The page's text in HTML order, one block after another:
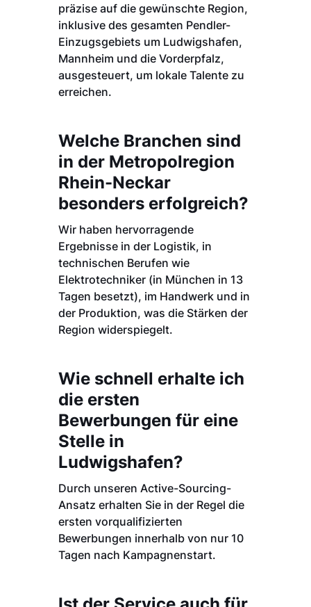
präzise auf die gewünschte Region,
inklusive des gesamten Pendler-
Einzugsgebiets um Ludwigshafen,
Mannheim und die Vorderpfalz,
ausgesteuert, um lokale Talente zu
erreichen.
Welche Branchen sind
in der Metropolregion
Rhein-Neckar
besonders erfolgreich?
Wir haben hervorragende
Ergebnisse in der Logistik, in
technischen Berufen wie
Elektrotechniker (in München in 13
Tagen besetzt), im Handwerk und in
der Produktion, was die Stärken der
Region widerspiegelt.
Wie schnell erhalte ich
die ersten
Bewerbungen für eine
Stelle in
Ludwigshafen?
Durch unseren Active-Sourcing-
Ansatz erhalten Sie in der Regel die
ersten vorqualifizierten
Bewerbungen innerhalb von nur 10
Tagen nach Kampagnenstart.